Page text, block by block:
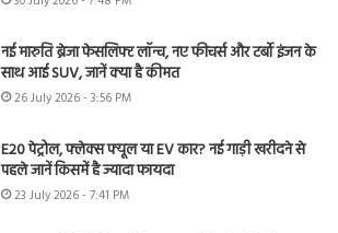
नई मारुति ब्रेजा फेसलिफ्ट लॉन्च, नए फीचर्स और टर्बो इंजन के
साथ आई SUV, जानें क्या है कीमत
26 July 2026 - 3:56 PM
E20 पेट्रोल, फ्लेक्स फ्यूल या EV कार? नई गाड़ी खरीदने से
पहले जानें किसमें है ज्यादा फायदा
23 July 2026 - 7:41 PM